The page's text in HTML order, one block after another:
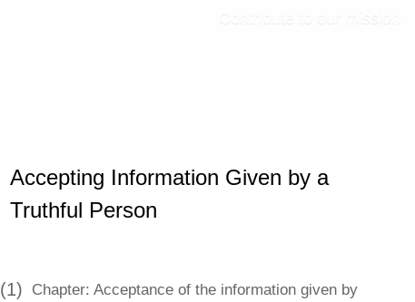
Accepting Information Given by a
Truthful Person
(1) Chapter: Acceptance of the information given by